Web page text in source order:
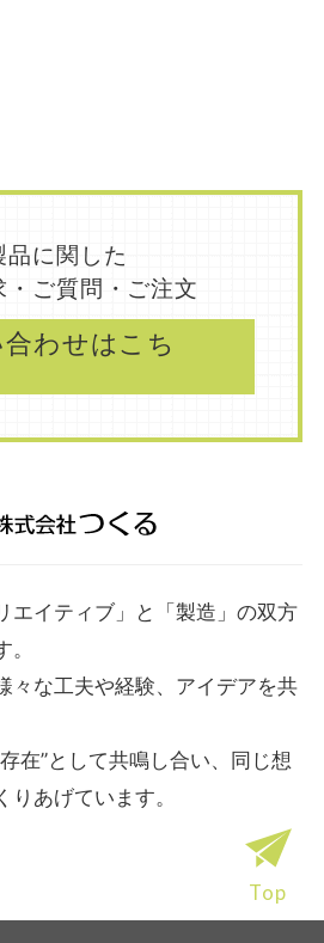
品に関した
・ご質問・ご注文
わせはこち
エイティブ」と「製造」の双方
々な工夫や経験、アイデアを共
在”として共鳴し合い、同じ想
あげています。
Top